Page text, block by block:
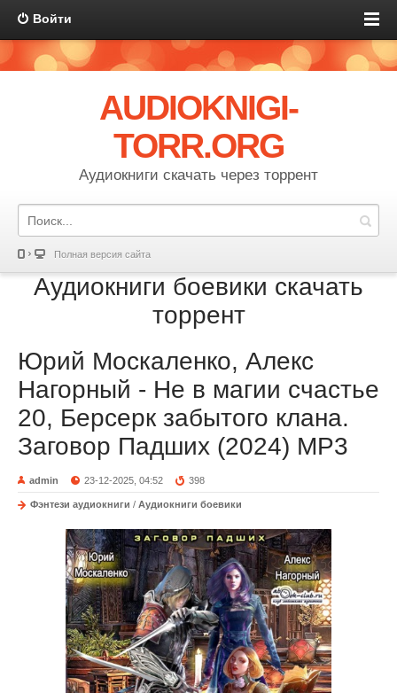
Войти
AUDIOKNIGI-
TORR.ORG
Аудиокниги скачать через торрент
Полная версия сайта
Аудиокниги боевики скачать
торрент
Юрий Москаленко, Алекс
Нагорный - Не в магии счастье
20, Берсерк забытого клана.
Заговор Падших (2024) МР3
admin 23-12-2025, 04:52 398
Фэнтези аудиокниги / Аудиокниги боевики